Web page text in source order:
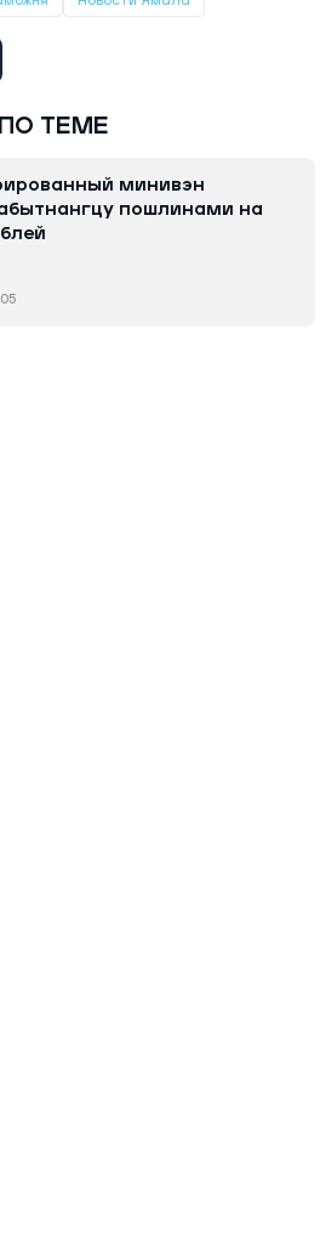
ТЕМЕ
минивэн
пошлинами на